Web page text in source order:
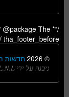
@package The
?>
© 2026
חדשות
ניבנה על ידי L.N.L